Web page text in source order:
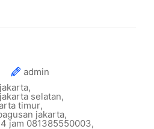
admin
,
selatan,
timur,
jakarta,
jam 081385550003,